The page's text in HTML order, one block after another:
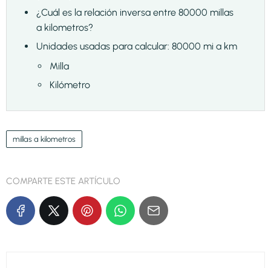
¿Cuál es la relación inversa entre 80000 millas
a kilometros?
Unidades usadas para calcular: 80000 mi a km
Milla
Kilómetro
millas a kilometros
COMPARTE ESTE ARTÍCULO